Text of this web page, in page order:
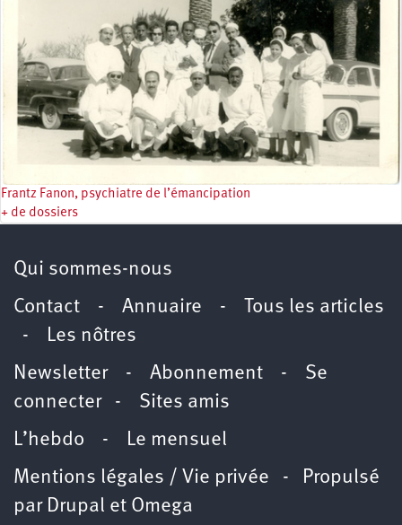
Frantz Fanon, psychiatre de l’émancipation
+ de dossiers
Qui sommes-nous
Contact - Annuaire -
Tous les articles
- Les nôtres
Newsletter- Abonnement - Se
connecter- Sites amis
L’hebdo - Le mensuel
Mentions légales / Vie privée - Propulsé
par Drupal et Omega